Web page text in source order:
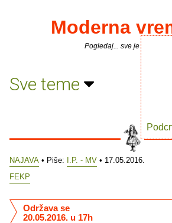
Moderna
Pogledaj... sve je puno
Sve teme
NAJAVA • Piše: I.P. - MV • 17.05.2016.
FEKP
Održava se
20.05.2016. u 17h